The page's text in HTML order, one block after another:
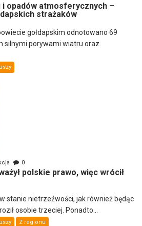
opadów atmosferycznych –
strażaków
gołdapskim odnotowano 69
silnymi porywami wiatru oraz
0
polskie prawo, więc wrócił
stanie nietrzeźwości, jak również będąc
osobie trzeciej. Ponadto...
Z regionu